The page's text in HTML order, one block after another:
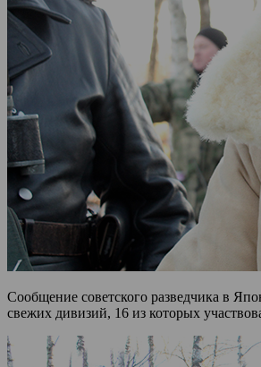
Сообщение советского разведчика в
свежих дивизий, 16 из которых